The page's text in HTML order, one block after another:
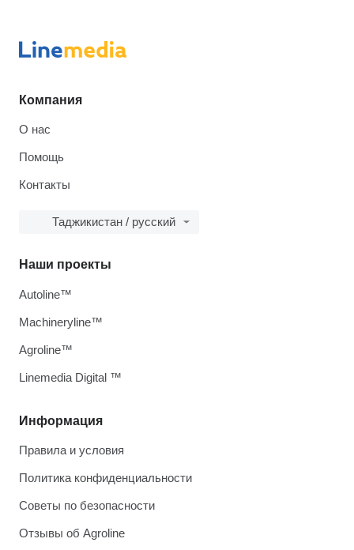
Компания
О нас
Помощь
Контакты
Таджикистан / русский
Информация
Правила и условия
Политика конфиденциальности
Советы по безопасности
Отзывы об Agroline
Наши проекты
Autoline™
Machineryline™
Agroline™
Linemedia Digital ™